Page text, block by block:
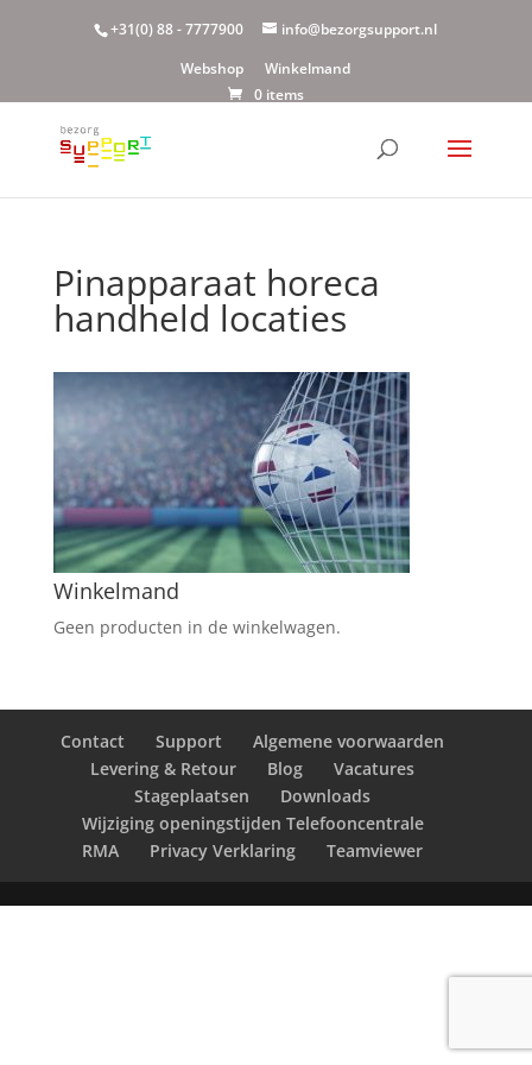
+31(0) 88 - 7777900
info@bezorgsupport.nl
Webshop
Winkelmand
0 items
Pinapparaat horeca
handheld locaties
Winkelmand
Geen producten in de winkelwagen.
Contact Support
Algemene voorwaarden
Levering & Retour
Blog
Vacatures
Stageplaatsen
Downloads
Wijziging openingstijden Telefooncentrale
RMA
Privacy Verklaring Teamviewer